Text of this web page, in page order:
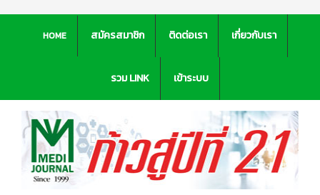
HOME สมัครสมาชิก ติดต่อเรา เกี่ยวกับเรา
รวม LINK เข้าระบบ